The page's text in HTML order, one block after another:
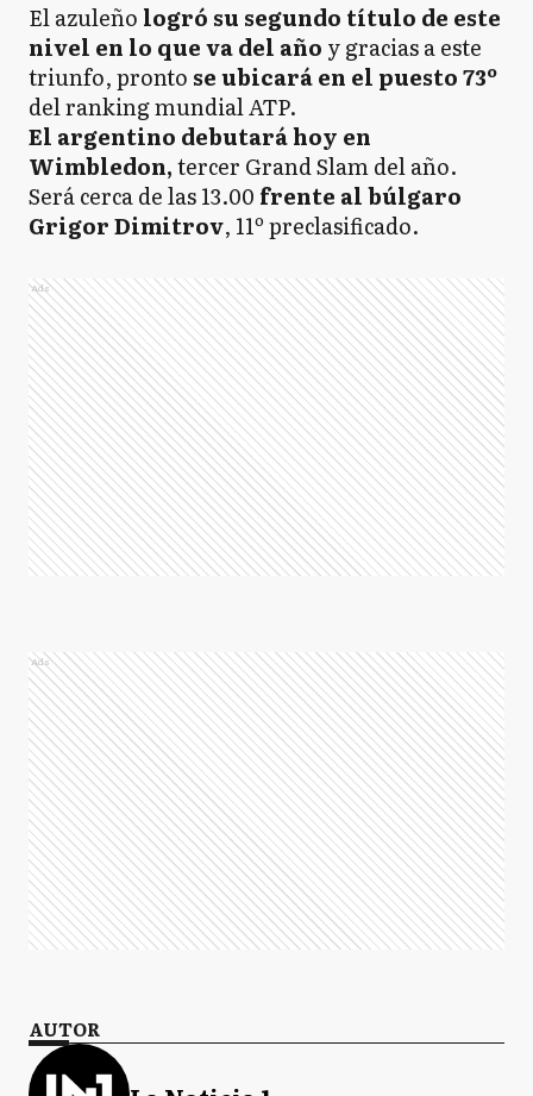
El azuleño logró su segundo título de este
nivel en lo que va del año y gracias a este
triunfo, pronto se ubicará en el puesto 73º
del ranking mundial ATP.
El argentino debutará hoy en
Wimbledon,tercer Grand Slam del año.
Será cerca de las 13.00 frente al búlgaro
Grigor Dimitrov, 11º preclasificado.
Ads
Ads
AUTOR